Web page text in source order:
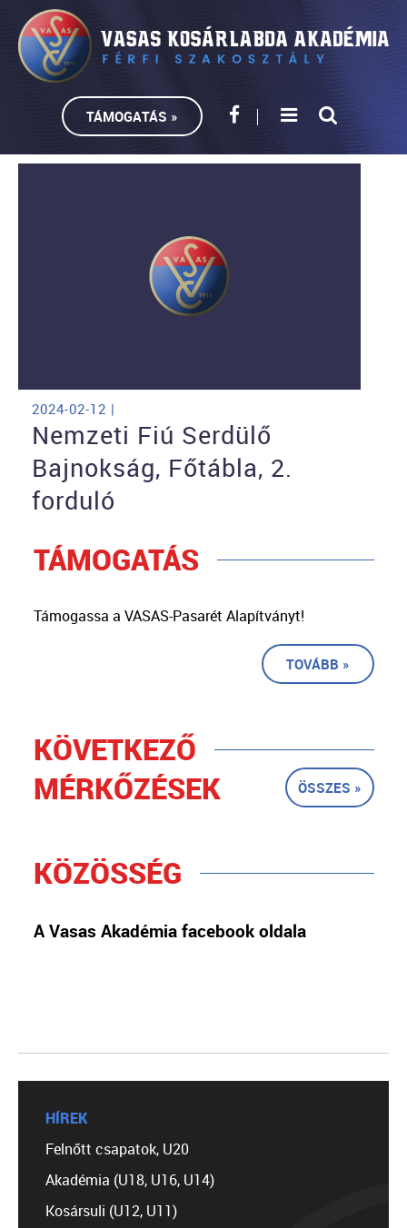
TÁMOGATÁS »
2024-02-12 |
Nemzeti Fiú Serdülő
Bajnokság, Főtábla, 2.
forduló
TÁMOGATÁS
Támogassa a VASAS-Pasarét Alapítványt!
TOVÁBB »
KÖVETKEZŐ
MÉRKŐZÉSEK
ÖSSZES »
KÖZÖSSÉG
A Vasas Akadémia facebook oldala
HÍREK
Felnőtt csapatok, U20
Akadémia (U18, U16, U14)
Kosársuli (U12, U11)